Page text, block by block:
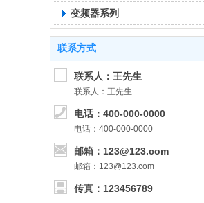
变频器系列
联系方式
联系人：王先生
联系人：王先生
电话：400-000-0000
电话：400-000-0000
邮箱：123@123.com
邮箱：123@123.com
传真：123456789